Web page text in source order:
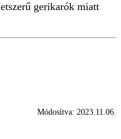
gerikarók miatt
Módosítva: 2023.11.06.